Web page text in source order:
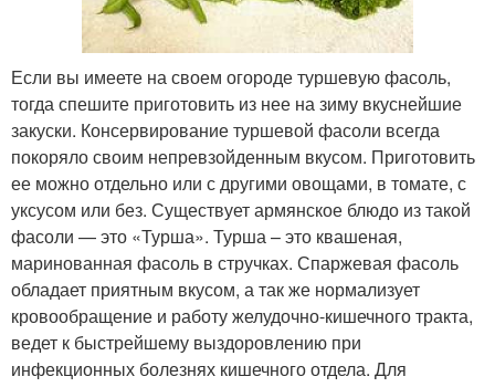
Если вы имеете на своем огороде туршевую фасоль,
тогда спешите приготовить из нее на зиму вкуснейшие
закуски. Консервирование туршевой фасоли всегда
покоряло своим непревзойденным вкусом. Приготовить
ее можно отдельно или с другими овощами, в томате, с
уксусом или без. Существует армянское блюдо из такой
фасоли — это «Турша». Турша – это квашеная,
маринованная фасоль в стручках. Спаржевая фасоль
обладает приятным вкусом, а так же нормализует
кровообращение и работу желудочно-кишечного тракта,
ведет к быстрейшему выздоровлению при
инфекционных болезнях кишечного отдела. Для